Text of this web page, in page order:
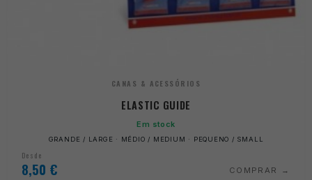
CANAS & ACESSÓRIOS
ELASTIC GUIDE
Em stock
GRANDE / LARGE · MÉDIO / MEDIUM · PEQUENO / SMALL
Desde
8,50 € COMPRAR